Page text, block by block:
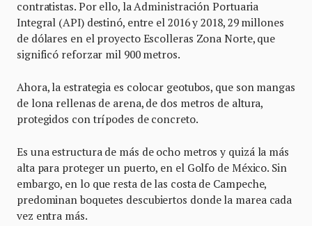
contratistas. Por ello, la Administración Portuaria
Integral (API) destinó, entre el 2016 y 2018, 29 millones
de dólares en el proyecto Escolleras Zona Norte, que
significó reforzar mil 900 metros.
Ahora, la estrategia es colocar geotubos, que son mangas
de lona rellenas de arena, de dos metros de altura,
protegidos con trípodes de concreto.
Es una estructura de más de ocho metros y quizá la más
alta para proteger un puerto, en el Golfo de México. Sin
embargo, en lo que resta de las costa de Campeche,
predominan boquetes descubiertos donde la marea cada
vez entra más.